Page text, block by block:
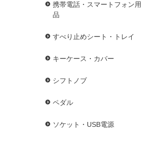
携帯電話・スマートフォン用
品
すべり止めシート・トレイ
キーケース・カバー
シフトノブ
ペダル
ソケット・USB電源